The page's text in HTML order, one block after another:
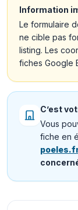
Information
Le formulaire
ne cible pas
listing. Les
fiches Google
C’est
Vous
fiche en